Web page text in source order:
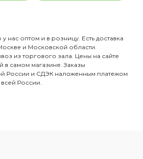
нас оптом и в розницу. Есть доставка
и Московской области.
из торгового зала. Цены на сайте
в самом магазине. Заказы
России и СДЭК наложенным платежом
России.